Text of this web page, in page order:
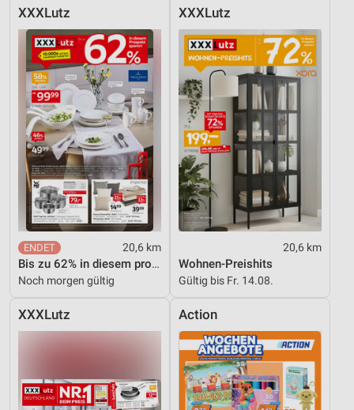
XXXLutz
20,6 km
Bis zu 62% in diesem prospekt
Noch morgen gültig
XXXLutz
20,6 km
Wohnen-Preishits
Gültig bis Fr. 14.08.
XXXLutz Action